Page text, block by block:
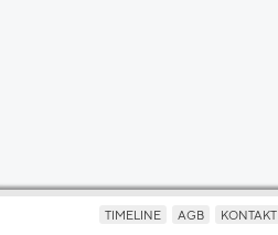
TIMELINE AGB KONTAKT